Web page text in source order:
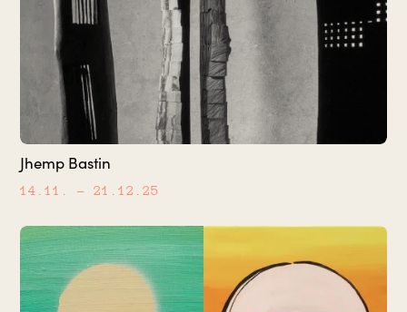
Jhemp Bastin
14.11. – 21.12.25